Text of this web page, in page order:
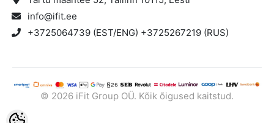
info@ifit.ee
+3725064739 (EST/ENG) +3725267219 (RUS)
© 2026 iFit Group OÜ. Kõik õigused kaitstud.